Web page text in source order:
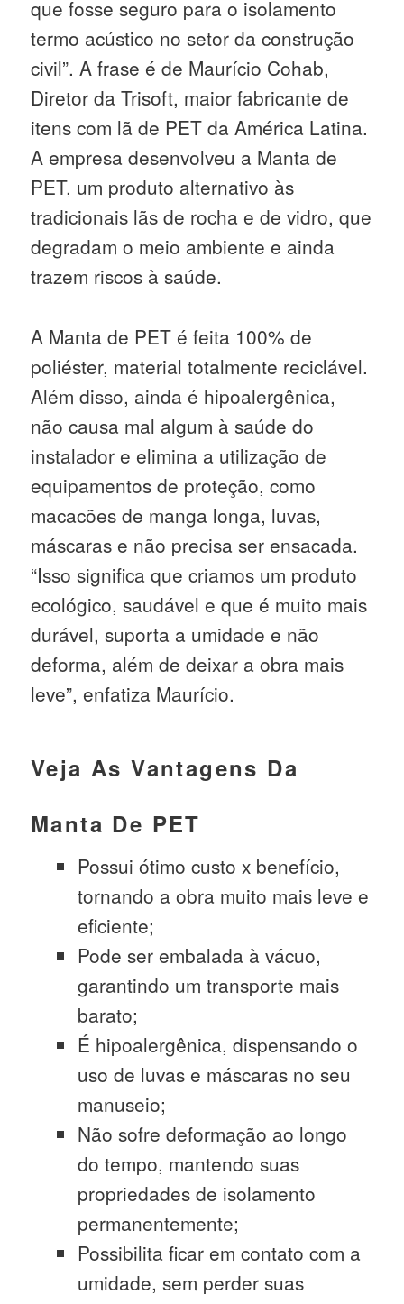
que fosse seguro para o isolamento
termo acústico no setor da construção
civil”. A frase é de Maurício Cohab,
Diretor da Trisoft, maior fabricante de
itens com lã de PET da América Latina.
A empresa desenvolveu a Manta de
PET, um produto alternativo às
tradicionais lãs de rocha e de vidro, que
degradam o meio ambiente e ainda
trazem riscos à saúde.
A Manta de PET é feita 100% de
poliéster, material totalmente reciclável.
Além disso, ainda é hipoalergênica,
não causa mal algum à saúde do
instalador e elimina a utilização de
equipamentos de proteção, como
macacões de manga longa, luvas,
máscaras e não precisa ser ensacada.
“Isso significa que criamos um produto
ecológico, saudável e que é muito mais
durável, suporta a umidade e não
deforma, além de deixar a obra mais
leve”, enfatiza Maurício.
Veja As Vantagens Da
Manta De PET
Possui ótimo custo x benefício,
tornando a obra muito mais leve e
eficiente;
Pode ser embalada à vácuo,
garantindo um transporte mais
barato;
É hipoalergênica, dispensando o
uso de luvas e máscaras no seu
manuseio;
Não sofre deformação ao longo
do tempo, mantendo suas
propriedades de isolamento
permanentemente;
Possibilita ficar em contato com a
umidade, sem perder suas